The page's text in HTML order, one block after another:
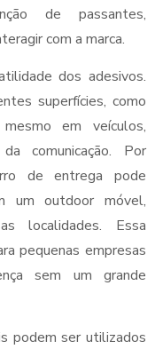
de passantes,
com a marca.
dos adesivos.
superfícies, como
em veículos,
comunicação. Por
de entrega pode
um outdoor móvel,
localidades. Essa
pequenas empresas
sem um grande
podem ser utilizados